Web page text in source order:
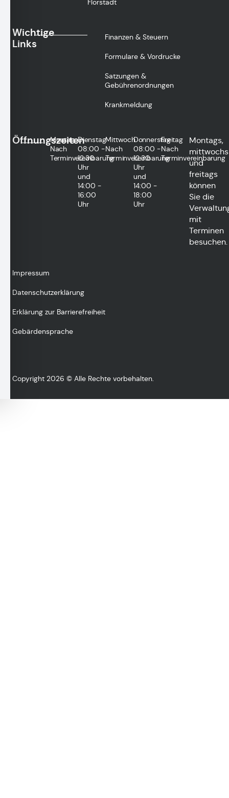
Wichtige
Links
Finanzen & Steuern
Formulare & Vordrucke
Satzungen &
Gebührenordnungen
Krankmeldung
Öffnungszeiten
Montag
Nach
Terminvereinbarung
Dienstag
08:00 -
12:30
Uhr
und
14:00 -
16:00
Uhr
Mittwoch
Nach
Terminvereinbarung
Donnerstag
08:00 -
12:30
Uhr
und
14:00 -
18:00
Uhr
Freitag
Nach
Terminvereinbarung
Montags,
mittwochs
und
freitags
können
Sie die
mit
Terminen
besuchen.
Impressum
Datenschutzerklärung
Erklärung zur Barrierefreiheit
Gebärdensprache
Copyright 2026 © Alle Rechte vorbehalten.